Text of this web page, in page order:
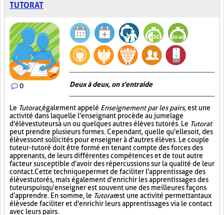
TUTORAT
0 Deux à deux, on s'entraide
Le Tutorat, également appelé Enseignement par les pairs, est une
activité dans laquelle l'enseignant procède au jumelage
d'élèves tuteurs à un ou quelques autres élèves tutorés. Le Tutorat
peut prendre plusieurs formes. Cependant, quelle qu'elle soit, des
élèves sont sollicités pour enseigner à d'autres élèves. Le couple
tuteur-tutoré doit être formé en tenant compte des forces des
apprenants, de leurs différentes compétences et de tout autre
facteur susceptible d'avoir des répercussions sur la qualité de leur
contact. Cette technique permet de faciliter l'apprentissage des
élèves tutorés, mais également d'enrichir les apprentissages des
tuteurs puisqu'enseigner est souvent une des meilleures façons
d'apprendre. En somme, le Tutoratest une activité permettant aux
élèves de faciliter et d'enrichir leurs apprentissages via le contact
avec leurs pairs.